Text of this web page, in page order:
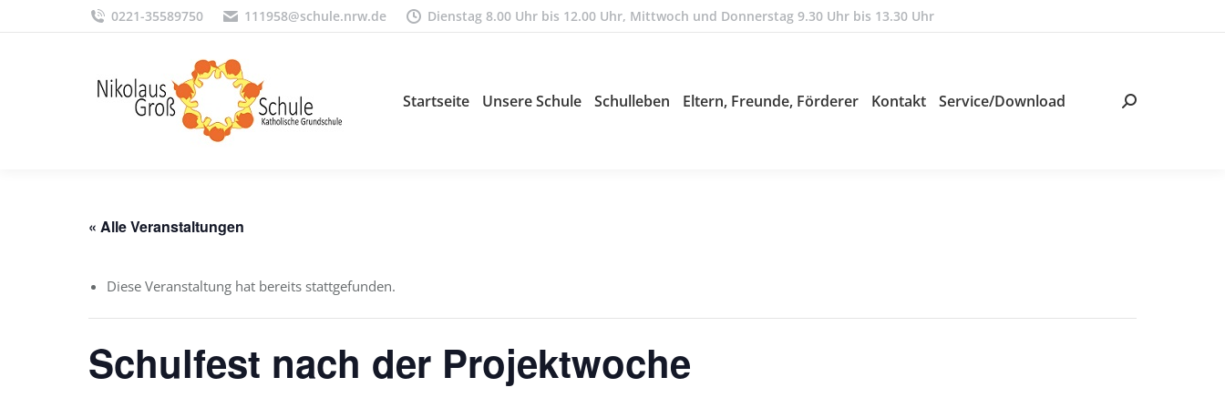
0221-35589750 111958@schule.nrw.de Dienstag 8.00 Uhr bis 12.00 Uhr, Mittwoch und Donnerstag 9.30 Uhr bis 13.30 Uhr
Startseite Unsere Schule Schulleben Eltern, Freunde, Förderer Kontakt Service/Download Search:
« Alle Veranstaltungen
Diese Veranstaltung hat bereits stattgefunden.
Schulfest nach der Projektwoche